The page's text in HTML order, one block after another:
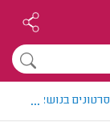
סרטונים בנושא...